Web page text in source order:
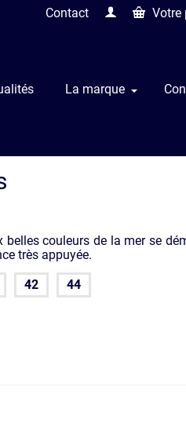
Contact Votre
La marque
belles couleurs de la mer se
très appuyée.
42 44